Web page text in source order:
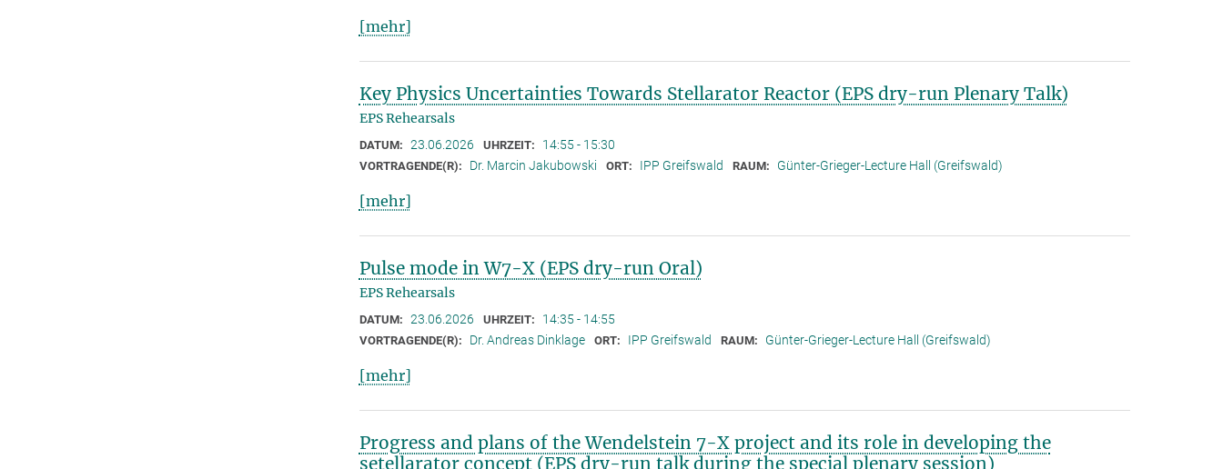
[mehr]
Key Physics Uncertainties Towards Stellarator Reactor (EPS dry-run Plenary Talk)
EPS Rehearsals
DATUM: 23.06.2026 UHRZEIT: 14:55 - 15:30
VORTRAGENDE(R): Dr. Marcin Jakubowski ORT: IPP Greifswald RAUM: Günter-Grieger-Lecture Hall (Greifswald)
[mehr]
Pulse mode in W7-X (EPS dry-run Oral)
EPS Rehearsals
DATUM: 23.06.2026 UHRZEIT: 14:35 - 14:55
VORTRAGENDE(R): Dr. Andreas Dinklage ORT: IPP Greifswald RAUM: Günter-Grieger-Lecture Hall (Greifswald)
[mehr]
Progress and plans of the Wendelstein 7-X project and its role in developing the
setellarator concept (EPS dry-run talk during the special plenary session)